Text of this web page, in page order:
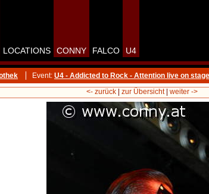
LOCATIONS CONNY FALCO U4
Event: U4 - Addicted to Rock - Attention live on stage
<- zurück| zur Übersicht| weiter ->